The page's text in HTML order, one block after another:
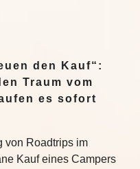
den Kauf“:
Traum vom
es sofort
von Roadtrips im
Kauf eines Campers